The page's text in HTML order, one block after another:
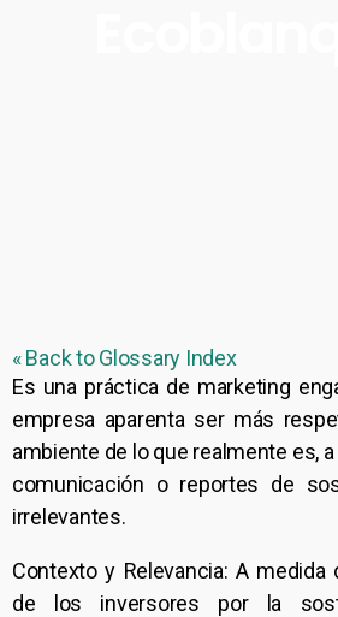
« Back to Glossary Index
Es una práctica de marketing
empresa aparenta ser más
ambiente de lo que realmente es,
comunicación o reportes de
irrelevantes.
Contexto y Relevancia: A
de los inversores por la